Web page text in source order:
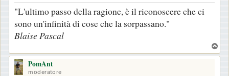
g
i
o
"L'ultimo passo della ragione, è il riconoscere che ci
sono un'infinità di cose che la sorpassano."
Blaise Pascal
o
PomAnt
moderatore